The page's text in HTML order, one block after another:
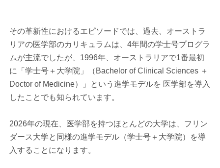
その革新性におけるエピソードでは、過去、オーストラ
リアの医学部のカリキュラムは、4年間の学士号プログラ
ムが主流でしたが、1996年、オーストラリアで1番最初
に「学士号＋大学院」（Bachelor of Clinical Sciences ＋
Doctor of Medicine）」という進学モデルを 医学部を導入
したことでも知られています。
2026年の現在、医学部を持つほとんどの大学は、フリン
ダース大学と同様の進学モデル（学士号＋大学院）を導
入することになります。